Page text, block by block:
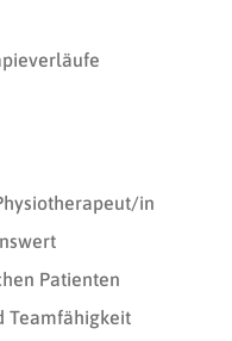
in
Patienten
Teamfähigkeit